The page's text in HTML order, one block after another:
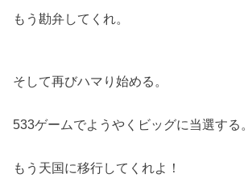
もう勘弁してくれ。
そして再びハマり始める。
533ゲームでようやくビッグに当選する。
もう天国に移行してくれよ！